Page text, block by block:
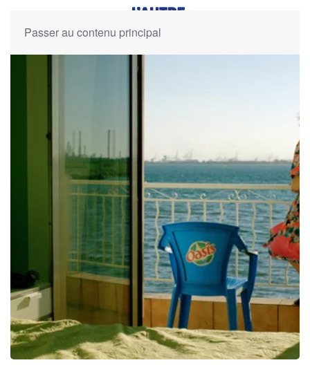
Passer au contenu principal